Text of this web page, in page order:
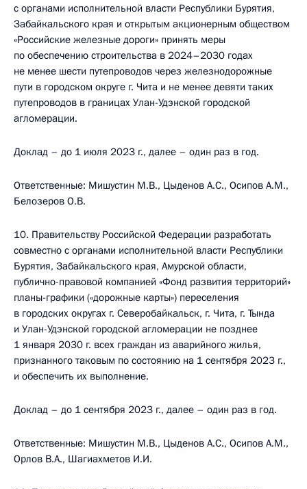
с органами исполнительной власти Республики Бурятия,
Забайкальского края и открытым акционерным обществом
«Российские железные дороги» принять меры
по обеспечению строительства в 2024–2030 годах
не менее шести путепроводов через железнодорожные
пути в городском округе г. Чита и не менее девяти таких
путепроводов в границах Улан-Удэнской городской
агломерации.
Доклад – до 1 июля 2023 г., далее – один раз в год.
Ответственные: Мишустин М.В., Цыденов А.С., Осипов А.М.,
Белозеров О.В.
10. Правительству Российской Федерации разработать
совместно с органами исполнительной власти Республики
Бурятия, Забайкальского края, Амурской области,
публично-правовой компанией «Фонд развития территорий»
планы-графики («дорожные карты») переселения
в городских округах г. Северобайкальск, г. Чита, г. Тында
и Улан-Удэнской городской агломерации не позднее
1 января 2030 г. всех граждан из аварийного жилья,
признанного таковым по состоянию на 1 сентября 2023 г.,
и обеспечить их выполнение.
Доклад – до 1 сентября 2023 г., далее – один раз в год.
Ответственные: Мишустин М.В., Цыденов А.С., Осипов А.М.,
Орлов В.А., Шагиахметов И.И.